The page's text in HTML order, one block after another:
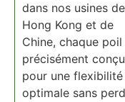
dans nos usines de
Hong Kong et de
Chine, chaque poil
précisément conçu
pour une flexibilité
optimale sans